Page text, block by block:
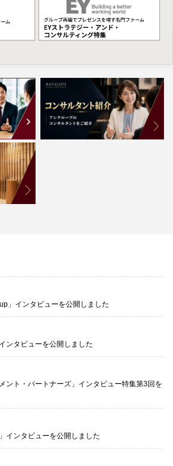
」インタビューを公開しました
ンタビューを公開しました
ント・パートナーズ」インタビュー特集第3回を
インタビューを公開しました